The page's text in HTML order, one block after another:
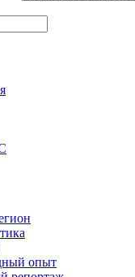
опыт